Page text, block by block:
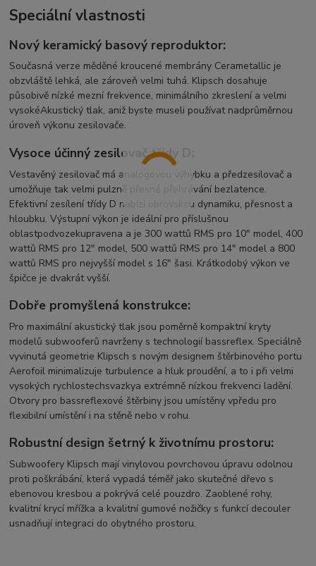
Speciální vlastnosti
Nový keramický basový reproduktor:
Současná verze měděné kroucené membrány Cerametallic je
obzvláště lehká, ale zároveň velmi tuhá. Klipsch dosahuje
působivě nízké mezní frekvence, minimálního zkreslení a velmi
vysokéAkustický tlak, aniž byste museli používat nadprůměrnou
úroveň výkonu zesilovače.
Vysoce účinný zesilovač třídy D:
Vestavěný zesilovač má analogovou výhybku a předzesilovač a
umožňuje tak velmi pulzně přesné přehrávání bezlatence.
Efektivní zesílení třídy D nabízí obrovskou dynamiku, přesnost a
hloubku. Výstupní výkon je ideální pro příslušnou
oblastpodvozekupravena a je 300 wattů RMS pro 10" model, 400
wattů RMS pro 12" model, 500 wattů RMS pro 14" model a 800
wattů RMS pro nejvyšší model s 16" šasi. Krátkodobý výkon ve
špičce je dvakrát vyšší.
Dobře promyšlená konstrukce:
Pro maximální akustický tlak jsou poměrně kompaktní kryty
modelů subwooferů navrženy s technologií bassreflex. Speciálně
vyvinutá geometrie Klipsch s novým designem štěrbinového portu
Aerofoil minimalizuje turbulence a hluk proudění, a to i při velmi
vysokých rychlostechsvazkya extrémně nízkou frekvenci ladění.
Otvory pro bassreflexové štěrbiny jsou umístěny vpředu pro
flexibilní umístění i na stěně nebo v rohu.
Robustní design šetrný k životnímu prostoru:
Subwoofery Klipsch mají vinylovou povrchovou úpravu odolnou
proti poškrábání, která vypadá téměř jako skutečné dřevo s
ebenovou kresbou a pokrývá celé pouzdro. Zaoblené rohy,
kvalitní krycí mřížka a kvalitní gumové nožičky s funkcí decouler
usnadňují integraci do obytného prostoru.